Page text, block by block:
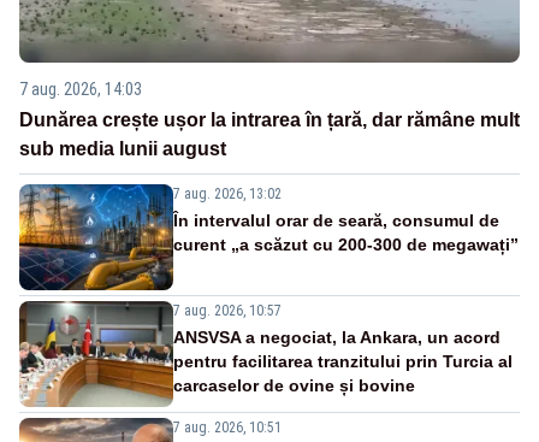
7 aug. 2026, 14:03
Dunărea crește ușor la intrarea în țară, dar rămâne mult
sub media lunii august
7 aug. 2026, 13:02
În intervalul orar de seară, consumul de
curent „a scăzut cu 200-300 de megawați”
7 aug. 2026, 10:57
ANSVSA a negociat, la Ankara, un acord
pentru facilitarea tranzitului prin Turcia al
carcaselor de ovine și bovine
7 aug. 2026, 10:51